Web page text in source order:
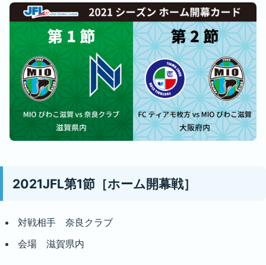
2021JFL第1節［ホーム開幕戦］
対戦相手 奈良クラブ
会場 滋賀県内